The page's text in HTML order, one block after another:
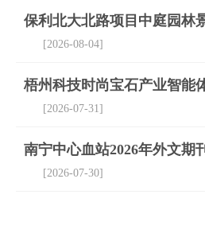
保利北大北路项目中庭园林
[2026-08-04]
梧州科技时尚宝⽯产业智能
[2026-07-31]
南宁中心血站2026年外文期
[2026-07-30]